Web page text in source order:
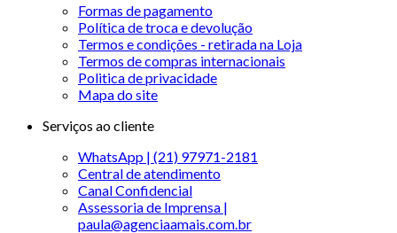
Formas de pagamento
Política de troca e devolução
Termos e condições - retirada na Loja
Termos de compras internacionais
Politica de privacidade
Mapa do site
Serviços ao cliente
WhatsApp | (21) 97971-2181
Central de atendimento
Canal Confidencial
Assessoria de Imprensa |
paula@agenciaamais.com.br